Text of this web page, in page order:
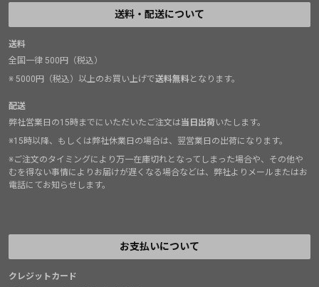
送料・配送について
送料
全国一律 500円（税込）
※ 5000円（税込）以上のお買い上げで送料無料となります。
配送
弊社営業日の15時までにいただいたご注文は当日出荷いたします。
※15時以降、もしくは弊社休業日の場合は、翌営業日の出荷になります。
※ご注文のタイミングにより万一在庫切れとなってしまった場合や、その他や
むを得ない事情によりお届けが遅くなる場合などは、弊社よりメールまたはお
電話にてお知らせします。
お支払いについて
クレジットカード